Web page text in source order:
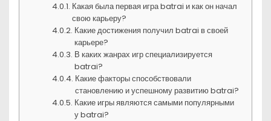
Какая была первая игра batrai и как он начал
свою карьеру?
Какие достижения получил batrai в своей
карьере?
В каких жанрах игр специализируется
batrai?
Какие факторы способствовали
становлению и успешному развитию batrai?
Какие игры являются самыми популярными
у batrai?